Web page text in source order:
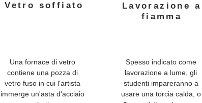
Vetro soffiato
Lavorazione a
fiamma
Una fornace di vetro
contiene una pozza di
vetro fuso in cui l'artista
immerge un'asta d'acciaio
Spesso indicato come
lavorazione a lume, gli
studenti impareranno a
usare una torcia calda, o